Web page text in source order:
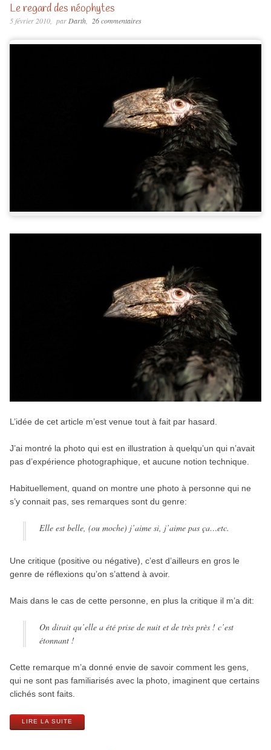
Le regard des néophytes
5 février 2010 par Darth 26 commentaires
L’idée de cet article m’est venue tout à fait par hasard.
J’ai montré la photo qui est en illustration à quelqu’un qui n’avait
pas d’expérience photographique, et aucune notion technique.
Habituellement, quand on montre une photo à personne qui ne
s’y connait pas, ses remarques sont du genre:
Elle est belle, (ou moche) j’aime si, j’aime pas ça…etc.
Une critique (positive ou négative), c’est d’ailleurs en gros le
genre de réflexions qu’on s’attend à avoir.
Mais dans le cas de cette personne, en plus la critique il m’a dit:
On dirait qu’elle a été prise de nuit et de très près ! c’est
étonnant !
Cette remarque m’a donné envie de savoir comment les gens,
qui ne sont pas familiarisés avec la photo, imaginent que certains
clichés sont faits.
LIRE LA SUITE